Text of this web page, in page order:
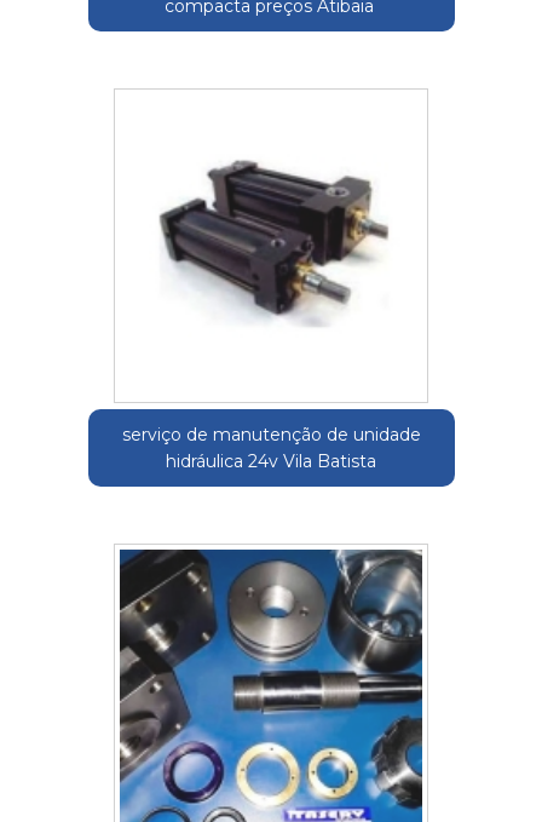
compacta preços Atibaia
serviço de manutenção de unidade
hidráulica 24v Vila Batista